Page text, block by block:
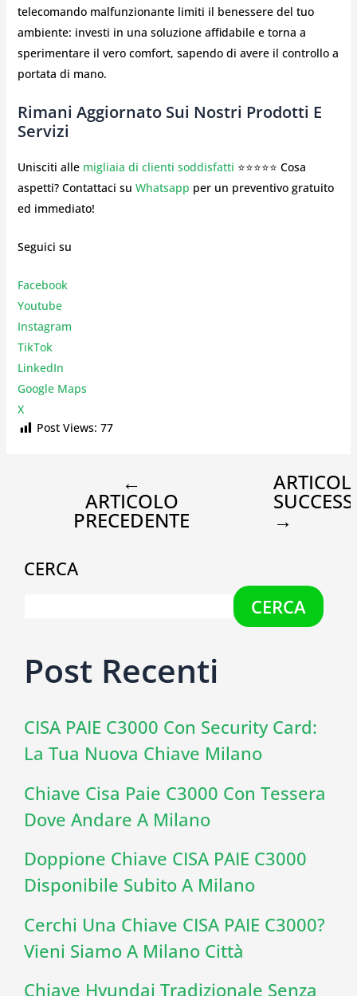
telecomando malfunzionante limiti il benessere del tuo
ambiente: investi in una soluzione affidabile e torna a
sperimentare il vero comfort, sapendo di avere il controllo a
portata di mano.
Rimani Aggiornato Sui Nostri Prodotti E
Servizi
Unisciti alle migliaia di clienti soddisfatti ⭐⭐⭐⭐⭐ Cosa
aspetti? Contattaci su Whatsapp per un preventivo gratuito
ed immediato!
Seguici su
Facebook
Youtube
Instagram
TikTok
LinkedIn
Google Maps
X
Post Views: 77
←
ARTICOLO
PRECEDENTE →
CERCA
CERCA
Post Recenti
CISA PAIE C3000 Con Security Card:
La Tua Nuova Chiave Milano
Chiave Cisa Paie C3000 Con Tessera
Dove Andare A Milano
Doppione Chiave CISA PAIE C3000
Disponibile Subito A Milano
Cerchi Una Chiave CISA PAIE C3000?
Vieni Siamo A Milano Città
Chiave Hyundai Tradizionale Senza